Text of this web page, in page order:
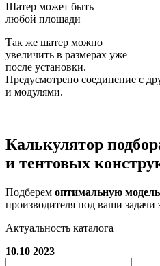
Шатер может быть
любой площади
Так же шатер можно
увеличить в размерах уже
после установки.
Предусмотрено соединение с
и модулями.
Калькулятор
и тентовых
Подберем оптимальную
производителя под ваши задачи
Актуальность каталога
10.10 2023